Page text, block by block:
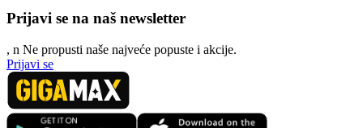
Prijavi se na naš newsletter
, n Ne propusti naše najveće popuste i akcije.
Prijavi se